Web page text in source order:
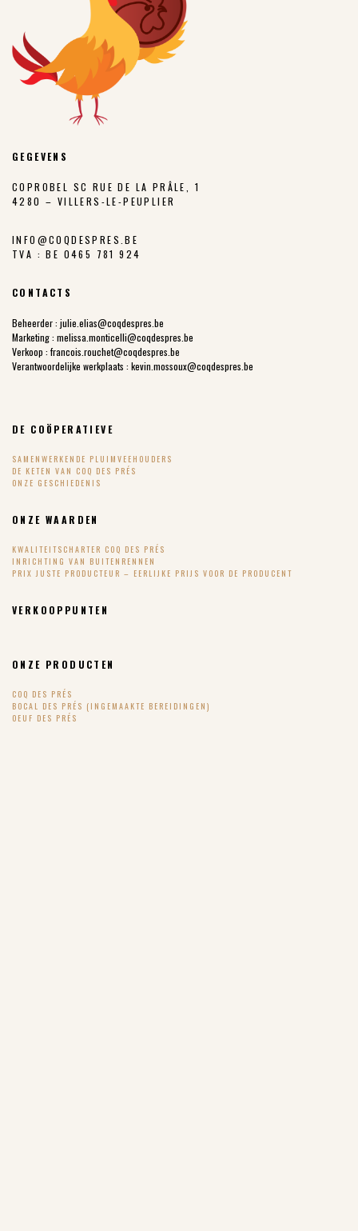
GEGEVENS
COPROBEL SC RUE DE LA PRÂLE, 1
4280 – VILLERS-LE-PEUPLIER
INFO@COQDESPRES.BE
TVA : BE 0465 781 924
CONTACTS
Beheerder : julie.elias@coqdespres.be
Marketing : melissa.monticelli@coqdespres.be
Verkoop : francois.rouchet@coqdespres.be
Verantwoordelijke werkplaats : kevin.mossoux@coqdespres.be
DE COÖPERATIEVE
SAMENWERKENDE PLUIMVEEHOUDERS
DE KETEN VAN COQ DES PRÉS
ONZE GESCHIEDENIS
ONZE WAARDEN
KWALITEITSCHARTER COQ DES PRÉS
INRICHTING VAN BUITENRENNEN
PRIX JUSTE PRODUCTEUR – EERLIJKE PRIJS VOOR DE PRODUCENT
VERKOOPPUNTEN
ONZE PRODUCTEN
COQ DES PRÉS
BOCAL DES PRÉS (INGEMAAKTE BEREIDINGEN)
OEUF DES PRÉS